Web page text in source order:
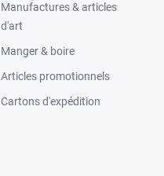
Manufactures & articles
d'art
Manger & boire
Articles promotionnels
Cartons d'expédition